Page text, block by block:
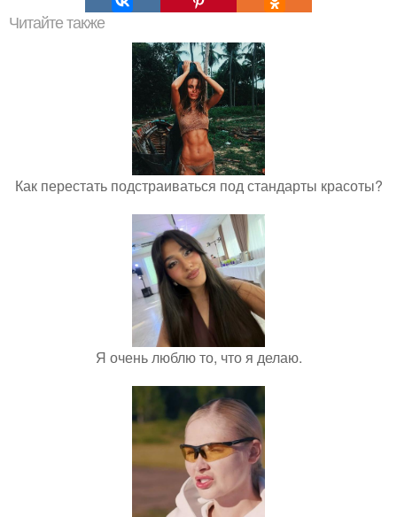
Читайте также
Как перестать подстраиваться под стандарты красоты?
Я очень люблю то, что я делаю.